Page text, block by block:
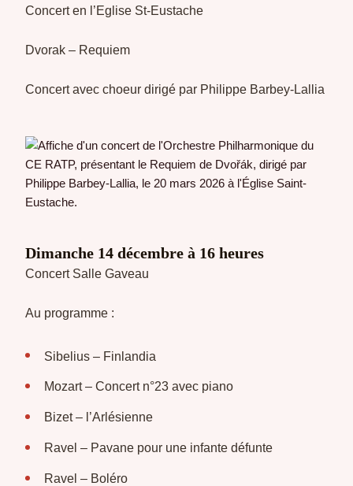
Concert en l’Eglise St-Eustache
Dvorak – Requiem
Concert avec choeur dirigé par Philippe Barbey-Lallia
Dimanche 14 décembre à 16 heures
Concert Salle Gaveau
Au programme :
Sibelius – Finlandia
Mozart – Concert n°23 avec piano
Bizet – l’Arlésienne
Ravel – Pavane pour une infante défunte
Ravel – Boléro